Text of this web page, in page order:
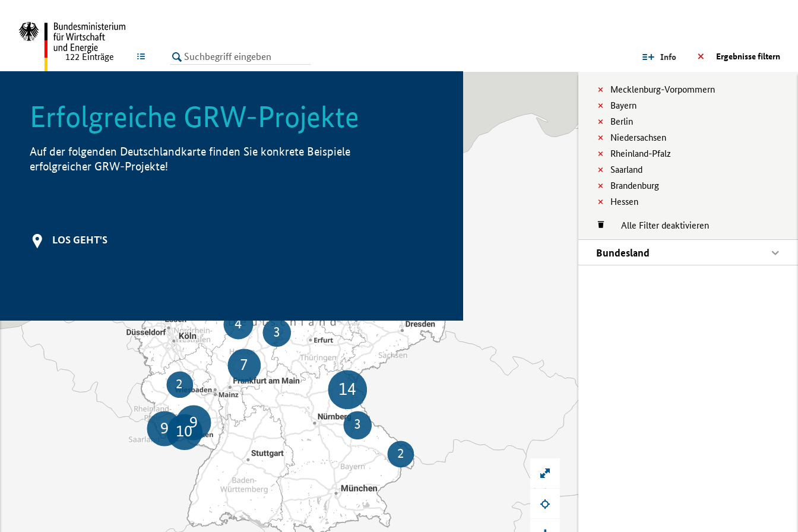
LISTE Ergebnisse filtern
Info
Mecklenburg-Vorpommern
Bayern
Berlin
Niedersachsen
Rheinland-Pfalz
Saarland
Brandenburg
Hessen
Alle Filter deaktivieren
Bundesland
122 Einträge
Erfolgreiche GRW-Projekte
Auf der folgenden Deutschlandkarte finden Sie konkrete Beispiele
erfolgreicher GRW-Projekte!
LOS GEHT'S